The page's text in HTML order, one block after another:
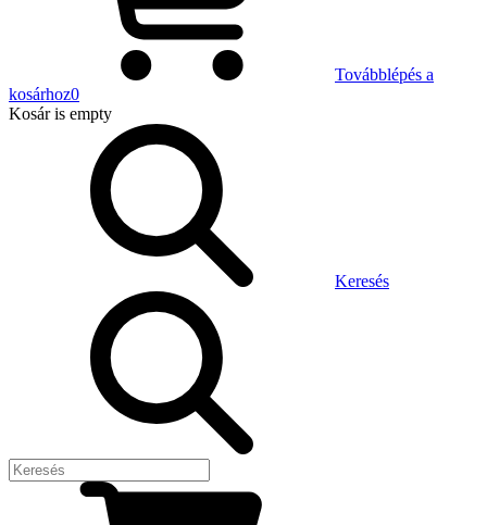
Továbblépés a
kosárhoz0
Kosáris empty
Keresés